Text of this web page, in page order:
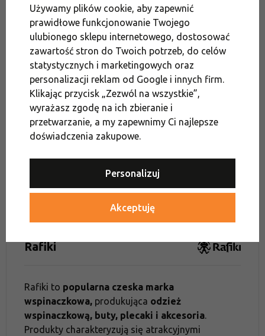
Spodenki Męskie spodenki wspinaczkowe
Odzież na jogę Męskie spodnie i spodenki
Męskie spodenki sportowe Spodenki wspinaczkowe
Wyposażenie na jogę dla mężczyzn
Męska odzież na jogę Promocje
Spodenki w zależności od aktywności
GÓRY ZNIŻEK - 22% na odzież
Rafiki
Rafiki to popularna czeska marka
wspinaczkowa, produkująca odzież
wspinaczkową, buty, plecaki i akcesoria.
Produkty charakteryzują się atrakcyjnymi
Używamy plików cookie, aby zapewnić
prawidłowe funkcjonowanie Twojego
ulubionego sklepu internetowego, dostosować
zawartość stron do Twoich potrzeb, do celów
statystycznych i marketingowych oraz
personalizacji reklam od Google i innych firm.
Klikając przycisk „Zezwól na wszystkie”,
wyrażasz zgodę na ich zbieranie i
przetwarzanie, a my zapewnimy Ci najlepsze
doświadczenia zakupowe.
Personalizuj
Akceptuję